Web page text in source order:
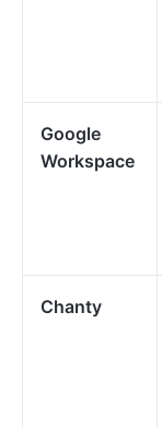
Google
Workspace
Chanty